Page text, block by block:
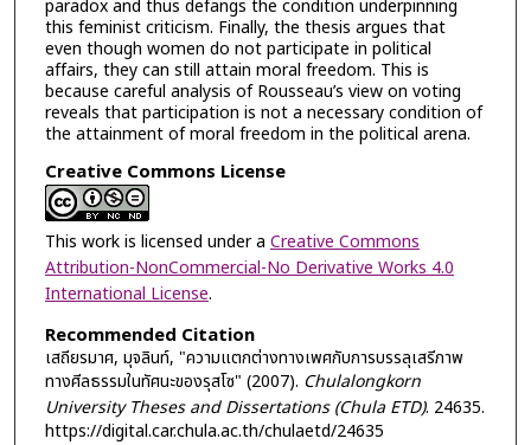
paradox and thus defangs the condition underpinning
this feminist criticism. Finally, the thesis argues that
even though women do not participate in political
affairs, they can still attain moral freedom. This is
because careful analysis of Rousseau’s view on voting
reveals that participation is not a necessary condition of
the attainment of moral freedom in the political arena.
Creative Commons License
This work is licensed under a Creative Commons
Attribution-NonCommercial-No Derivative Works 4.0
International License.
Recommended Citation
เสถียรมาศ, มุจลินท์, "ความแตกต่างทางเพศกับการบรรลุเสรีภาพ
ทางศีลธรรมในทัศนะของรุสโซ" (2007). Chulalongkorn
University Theses and Dissertations (Chula ETD). 24635.
https://digital.car.chula.ac.th/chulaetd/24635